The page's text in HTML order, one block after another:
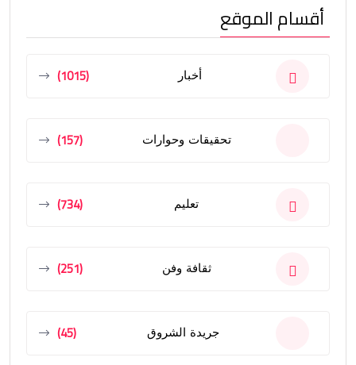
أقسام الموقع
أخبار (1015)
تحقيقات وحوارات (157)
تعليم (734)
ثقافة وفن (251)
جريدة الشروق (45)